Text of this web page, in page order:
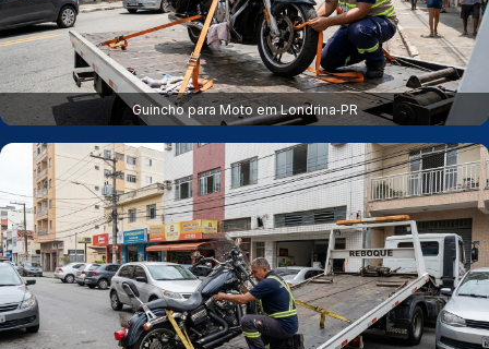
Guincho para Moto em Londrina‑PR